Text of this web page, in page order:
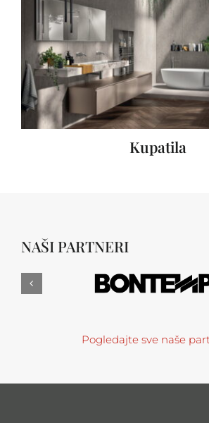
Kupatila
NAŠI PARTNERI